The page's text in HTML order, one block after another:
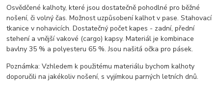
Osvědčené kalhoty, které jsou dostatečně pohodlné pro běžné
nošení, či volný čas. Možnost uzpůsobení kalhot v pase. Stahovací
tkanice v nohavicích. Dostatečný počet kapes - zadní, přední
stehení a vnější vakové (cargo) kapsy. Materiál je kombinace
bavlny 35 % a polyesteru 65 %. Jsou našitá očka pro pásek.
Poznámka: Vzhledem k použitému materiálu bychom kalhoty
doporučili na jakékoliv nošení, s vyjímkou parných letních dnů.